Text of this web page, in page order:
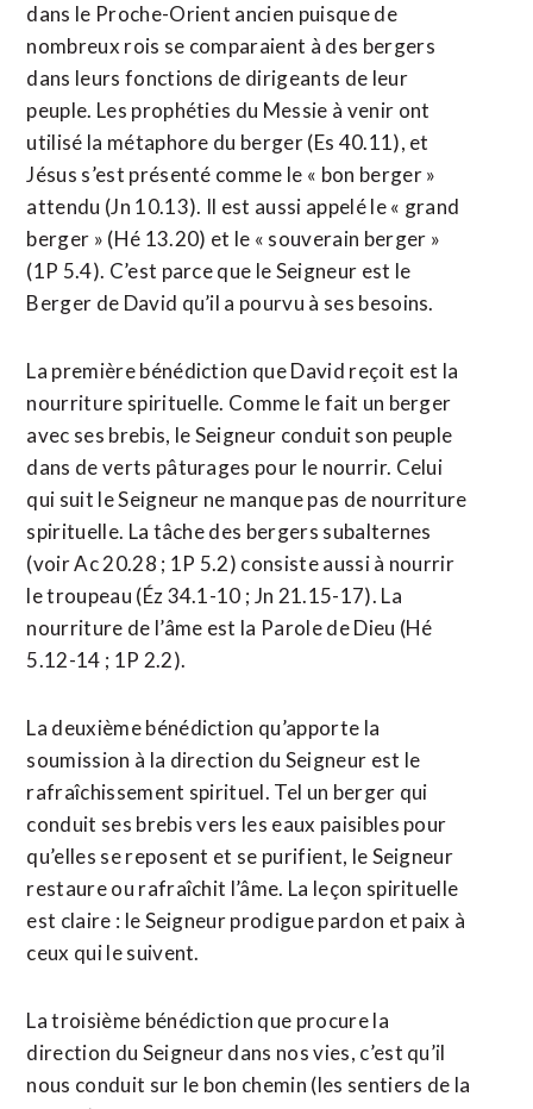
dans le Proche-Orient ancien puisque de
nombreux rois se comparaient à des bergers
dans leurs fonctions de dirigeants de leur
peuple. Les prophéties du Messie à venir ont
utilisé la métaphore du berger (Es 40.11), et
Jésus s’est présenté comme le « bon berger »
attendu (Jn 10.13). Il est aussi appelé le « grand
berger » (Hé 13.20) et le « souverain berger »
(1P 5.4). C’est parce que le Seigneur est le
Berger de David qu’il a pourvu à ses besoins.
La première bénédiction que David reçoit est la
nourriture spirituelle. Comme le fait un berger
avec ses brebis, le Seigneur conduit son peuple
dans de verts pâturages pour le nourrir. Celui
qui suit le Seigneur ne manque pas de nourriture
spirituelle. La tâche des bergers subalternes
(voir Ac 20.28 ; 1P 5.2) consiste aussi à nourrir
le troupeau (Éz 34.1-10 ; Jn 21.15-17). La
nourriture de l’âme est la Parole de Dieu (Hé
5.12-14 ; 1P 2.2).
La deuxième bénédiction qu’apporte la
soumission à la direction du Seigneur est le
rafraîchissement spirituel. Tel un berger qui
conduit ses brebis vers les eaux paisibles pour
qu’elles se reposent et se purifient, le Seigneur
restaure ou rafraîchit l’âme. La leçon spirituelle
est claire : le Seigneur prodigue pardon et paix à
ceux qui le suivent.
La troisième bénédiction que procure la
direction du Seigneur dans nos vies, c’est qu’il
nous conduit sur le bon chemin (les sentiers de la